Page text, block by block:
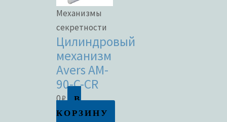
Механизмы
секретности
Цилиндровый
механизм
Avers AM-
90-C-CR
0₽
В
КОРЗИНУ